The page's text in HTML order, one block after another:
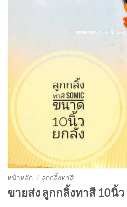
หน้าหลัก / ลูกกลิ้งทาสี
ขายส่ง ลูกกลิ้งทาสี 10นิ้